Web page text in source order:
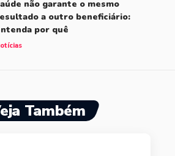
não garante o mesmo
a outro beneficiário:
por quê
Também